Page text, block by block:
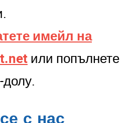
имейл на
или попълнете
с нас